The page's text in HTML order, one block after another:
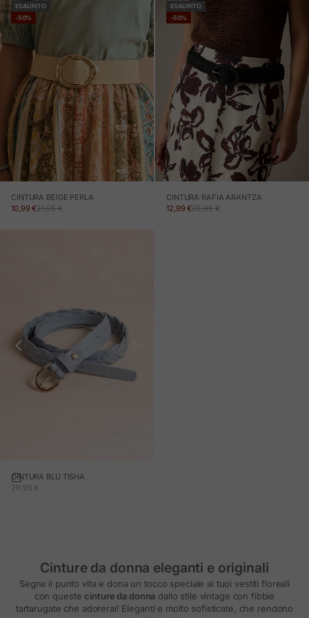
ESAURITO
-50%
CINTURA BEIGE PERLA
PREZZO IN OFFERTA
10,99 €PREZZO NORMALE
21,95 €
ESAURITO
-50%
CINTURA RAFIA ARANTZA
PREZZO IN OFFERTA
12,99 €PREZZO NORMALE
25,95 €
Aggiungi al carrello
CINTURA BLU TISHA
PREZZO IN OFFERTA
29,95 €
Cinture da donna eleganti e originali
Segna il punto vita e dona un tocco speciale ai tuoi vestiti floreali
con queste cinture da donna dallo stile vintage con fibbie
tartarugate che adorerai! Eleganti e molto sofisticate, che rendono